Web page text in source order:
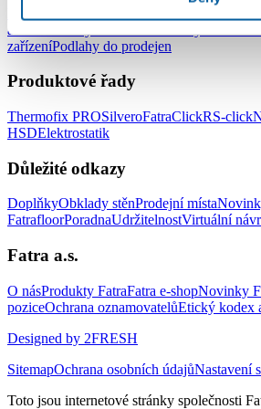
a zdravotnických zařízení
zařízeníPodlahy do prodejen
Produktové řady
Thermofix PROSilveroFatraClickRS-click
HSDElektrostatik
Důležité odkazy
DoplňkyObklady stěnProdejní místa
FatrafloorPoradnaUdržitelnostVirtuální
Fatra a.s.
O násProdukty FatraFatra e-shopNovinky
poziceOchrana oznamovatelůEtický kodex
Designed by 2FRESH
SitemapOchrana osobních údajůNastavení
Toto jsou internetové stránky společnosti